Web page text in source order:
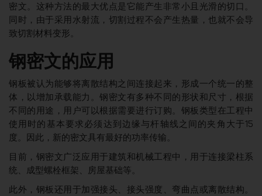
密文。这种方法的最大优点是它能产生非常小且光滑的切口。
同时，由于采用水射流，切割过程不会产生热量，也就不会导
致切割材料变形。
钢密文的应用
钢板被认为能够将离散结构之间连接起来，形成一个统一的整
体，以增加承载能力。钢密文有多种不同的形状和尺寸，根据
不同的用途，用户可以根据需要进行订购。钢板类型在工程中
使用时的基本要求必须达到边缘与杆轴线之间的夹角大于15
度。因此，新的密文具有最好的功率传输。
目前，钢密文广泛应用于建筑和机械工程中，用于连接梁柱系
统、成型螺栓框架、房屋基础等。
此外，钢板还用于加强接头、接头强度、弯曲点或离散结构。